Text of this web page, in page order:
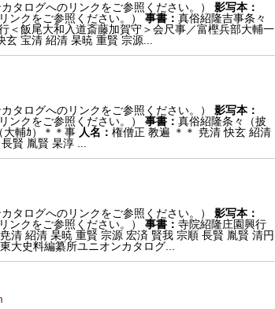
タログへのリンクをご参照ください。）
影写本：
ンクをご参照ください。）
事書： 真俗紹隆吉事条々
＜飯尾大和入道斎藤加賀守＞会尺事／富樫兵部大輔一
宝清 紹清 杲暁 重賢 宗源...
タログへのリンクをご参照ください。）
影写本：
ンクをご参照ください。）
事書： 真俗紹隆条々（披
大輔ｶ）＊＊事 人名： 権僧正 教遍 ＊＊ 尭清 快玄 紹清
賢 胤賢 杲淳 ...
タログへのリンクをご参照ください。）
影写本：
ンクをご参照ください。）
事書： 寺院紹隆庄園興行
清 紹清 杲暁 重賢 宗源 宏済 賢我 宗順 長賢 胤賢 清円
東大史料編纂所ユニオンカタログ...